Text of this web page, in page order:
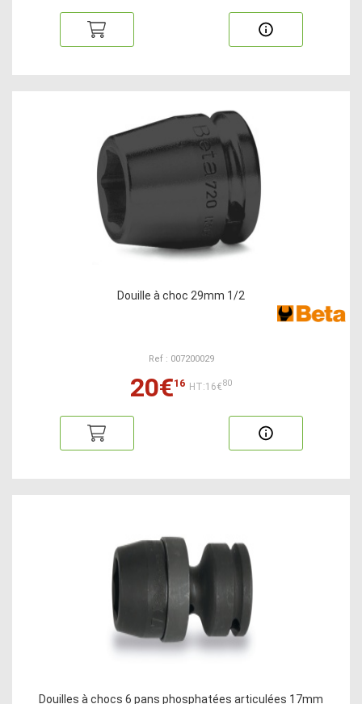
Douille à choc 29mm 1/2
Ref : 007200029
20€16 HT:16€80
Douilles à chocs 6 pans phosphatées articulées 17mm